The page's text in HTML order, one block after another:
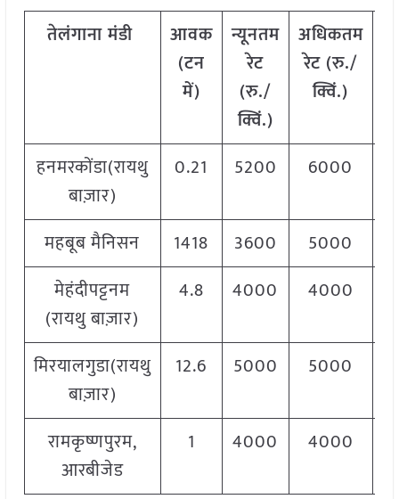
तेलंगानामंडी
आवक
(टन
में)
न्यूनतम
रेट
(रु./
क्विं.)
अधिकतम
रेट (रु./
क्विं.)
हनमरकोंडा(रायथु
बाज़ार)
0.21 5200 6000
महबूब मैनिसन 1418 3600 5000
मेहंदीपट्टनम
(रायथु बाज़ार)
4.8 4000 4000
मिरयालगुडा(रायथु
बाज़ार)
12.6 5000 5000
रामकृष्णपुरम,
आरबीजेड
1 4000 4000